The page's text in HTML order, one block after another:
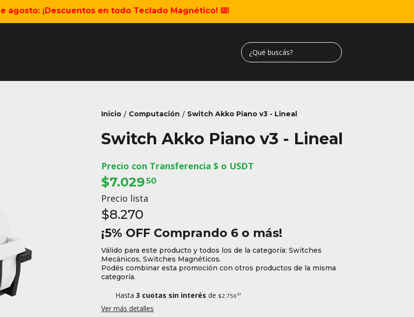
agosto: ¡Descuentos en todo Teclado Magnético! ⌨️
Inicio / Computación / Switch Akko Piano v3 - Lineal
Switch Akko Piano v3 - Lineal
Precio con Transferencia $ o USDT
$7.02950
Precio lista
$8.270
¡5% OFF Comprando 6 o más!
Válido para este producto y todos los de la categoría: Switches
Mecánicos, Switches Magnéticos.
Podés combinar esta promoción con otros productos de la misma
categoría.
Hasta 3 cuotas sin interés de $2.756 67
Ver más detalles